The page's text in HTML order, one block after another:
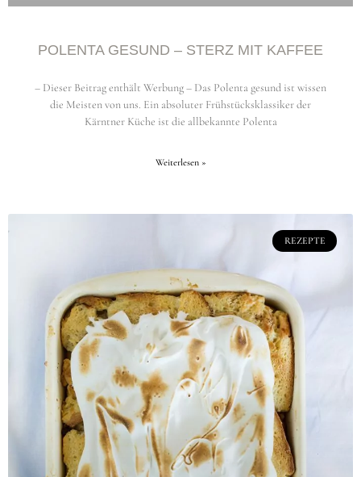
POLENTA GESUND – STERZ MIT KAFFEE
– Dieser Beitrag enthält Werbung – Das Polenta gesund ist wissen
die Meisten von uns. Ein absoluter Frühstücksklassiker der
Kärntner Küche ist die allbekannte Polenta
Weiterlesen »
REZEPTE